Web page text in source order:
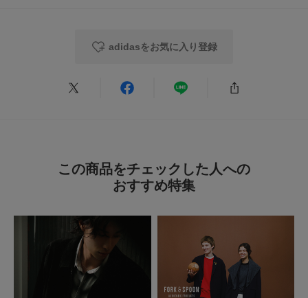
adidasをお気に入り登録
この商品をチェックした人への
おすすめ特集